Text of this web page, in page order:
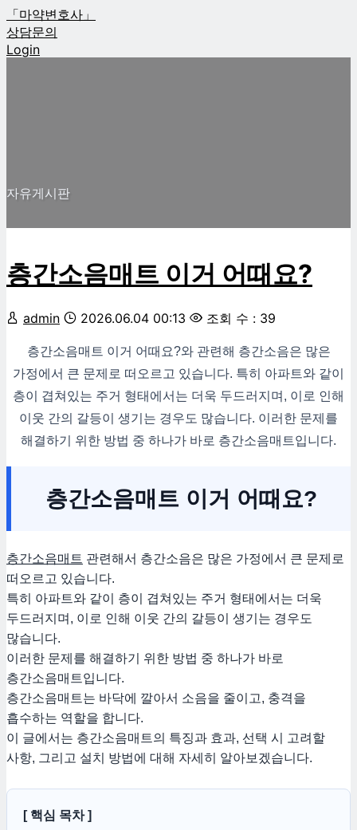
「마약변호사」
상담문의
Login
자유게시판
층간소음매트 이거 어때요?
admin 2026.06.04 00:13 조회 수 : 39
층간소음매트 이거 어때요?와 관련해 층간소음은 많은
가정에서 큰 문제로 떠오르고 있습니다. 특히 아파트와 같이
층이 겹쳐있는 주거 형태에서는 더욱 두드러지며, 이로 인해
이웃 간의 갈등이 생기는 경우도 많습니다. 이러한 문제를
해결하기 위한 방법 중 하나가 바로 층간소음매트입니다.
층간소음매트 이거 어때요?
층간소음매트 관련해서 층간소음은 많은 가정에서 큰 문제로
떠오르고 있습니다.
특히 아파트와 같이 층이 겹쳐있는 주거 형태에서는 더욱
두드러지며, 이로 인해 이웃 간의 갈등이 생기는 경우도
많습니다.
이러한 문제를 해결하기 위한 방법 중 하나가 바로
층간소음매트입니다.
층간소음매트는 바닥에 깔아서 소음을 줄이고, 충격을
흡수하는 역할을 합니다.
이 글에서는 층간소음매트의 특징과 효과, 선택 시 고려할
사항, 그리고 설치 방법에 대해 자세히 알아보겠습니다.
[ 핵심 목차 ]